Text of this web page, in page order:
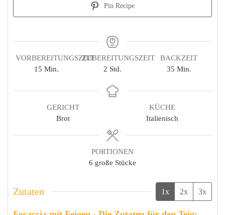
Pin Recipe
VORBEREITUNGSZEIT
15Minuten
Min.
ZUBEREITUNGSZEIT
2 Stunden
Std.
BACKZEIT
35Minuten
Min.
GERICHT
Brot
KÜCHE
Italienisch
PORTIONEN
6 große Stücke
Zutaten 1x 2x 3x